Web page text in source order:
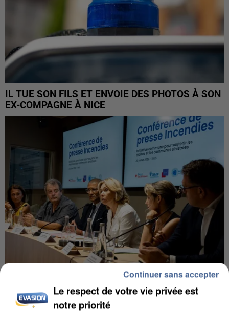
IL TUE SON FILS ET ENVOIE DES PHOTOS À SON
EX-COMPAGNE À NICE
INCENDIES : L’ÎLE-DE-FRANCE LANCE UN ÉLAN
DE SOLIDARITÉ AVEC LES...
Le respect de votre vie privée est
notre priorité
Continuer sans accepter